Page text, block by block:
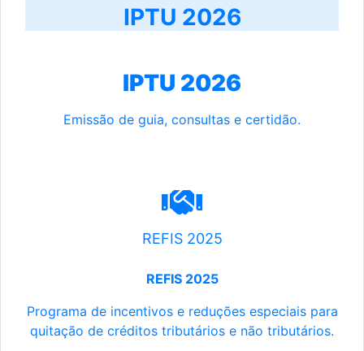
IPTU 2026
IPTU 2026
Emissão de guia, consultas e certidão.
REFIS 2025
REFIS 2025
Programa de incentivos e reduções especiais para
quitação de créditos tributários e não tributários.